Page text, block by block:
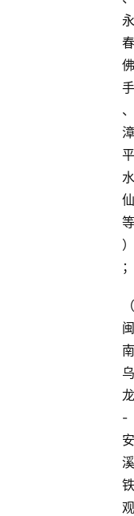
永
春
佛
手
、
漳
平
水
仙
等
）
；
（
闽
南
乌
龙
-
安
溪
铁
观